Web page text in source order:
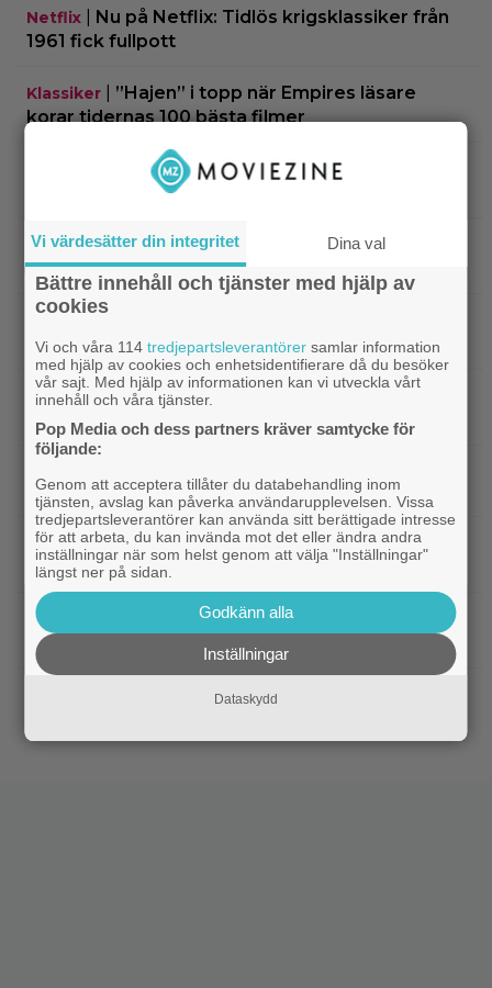
Netflix
Nu på Netflix: Tidlös krigsklassiker från
1961 fick fullpott
Klassiker
”Hajen” i topp när Empires läsare
korar tidernas 100 bästa filmer
”Svärtan”-stjärnan Linus Rogsgård om
sina favoritserier: ”En av de bästa…”
Streamingtips|Nu på Viaplay: ”Stiliserat våld och
gapskratt” i oförutsägbar thriller från 2008
| 3 nya filmer på Netflix: Oscarsvinnaren
från 2025 klättrar på topplistan
Bioaktuellt |Efter 25 Beckfilmer – Anna Asp
hoppas nya filmen blir en snackis
till Alexander Skarsgård
Apple TV|Bortglömd komedi från 1984 blev
Robin Williams favorit: ”Min bästa film”
HBO Max
Två nya skådisar redo att skapa
drama i ”Heated Rivalry” säsong 2
Netflix har stängt in en snubbe i en
Vi värdesätter din integritet Dina val
Bättre innehåll och tjänster med hjälp av
cookies
Vi och våra 114tredjepartsleverantörer samlar information
med hjälp av cookies och enhetsidentifierare då du besöker
vår sajt. Med hjälp av informationen kan vi utveckla vårt
innehåll och våra tjänster.
Pop Media och dess partners kräver samtycke för
följande:
Genom att acceptera tillåter du databehandling inom
tjänsten, avslag kan påverka användarupplevelsen. Vissa
tredjepartsleverantörer kan använda sitt berättigade intresse
för att arbeta, du kan invända mot det eller ändra andra
inställningar när som helst genom att välja "Inställningar"
längst ner på sidan.
Godkänn alla
Inställningar
Dataskydd